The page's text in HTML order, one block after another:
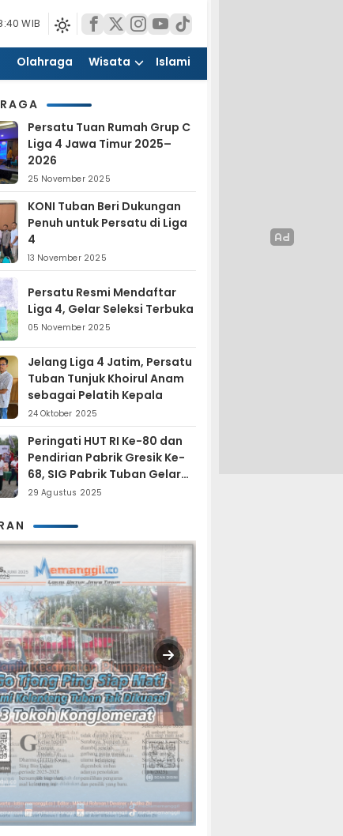
WIB
Olahraga Wisata Islami
Persatu Tuan Rumah Grup C
Liga 4 Jawa Timur 2025–
2026
25 November 2025
KONI Tuban Beri Dukungan
Penuh untuk Persatu di Liga
4
13 November 2025
Persatu Resmi Mendaftar
Liga 4, Gelar Seleksi Terbuka
05 November 2025
Jelang Liga 4 Jatim, Persatu
Tuban Tunjuk Khoirul Anam
sebagai Pelatih Kepala
24 Oktober 2025
Peringati HUT RI Ke-80 dan
Pendirian Pabrik Gresik Ke-
68, SIG Pabrik Tuban Gelar
Fun Trail Run
29 Agustus 2025